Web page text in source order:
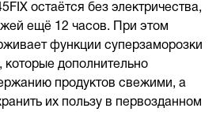
остаётся без электричества,
ещё 12 часов. При этом
функции суперзаморозки
которые дополнительно
продуктов свежими, а
их пользу в первозданном